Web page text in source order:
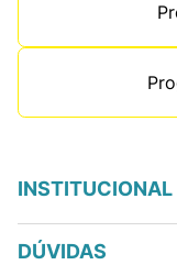
INSTITUCIONAL
DÚVIDAS